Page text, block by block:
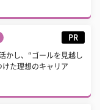
PR
かし、“ゴールを見越し
けた理想のキャリア